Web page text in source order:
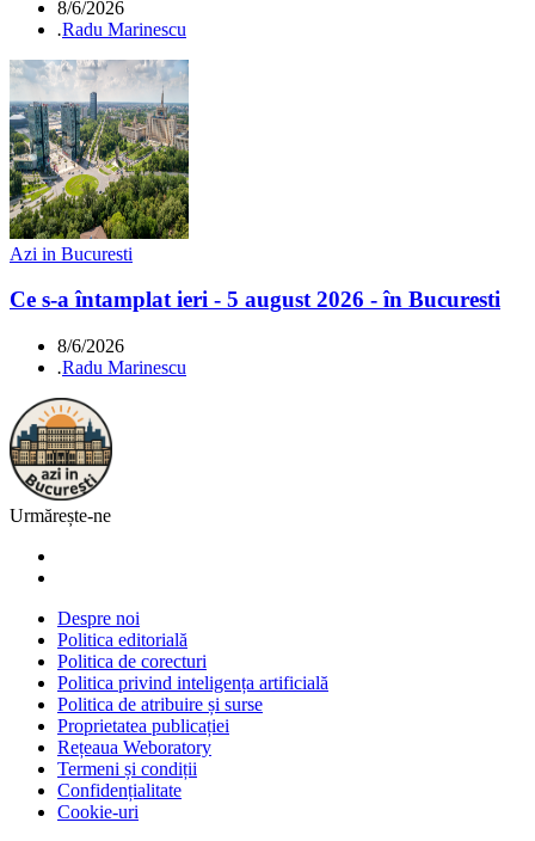
8/6/2026
.Radu Marinescu
Azi in Bucuresti
Ce s-a întamplat ieri - 5 august 2026 - în Bucuresti
8/6/2026
.Radu Marinescu
Urmărește-ne
Despre noi
Politica editorială
Politica de corecturi
Politica privind inteligența artificială
Politica de atribuire și surse
Proprietatea publicației
Rețeaua Weboratory
Termeni și condiții
Confidențialitate
Cookie-uri